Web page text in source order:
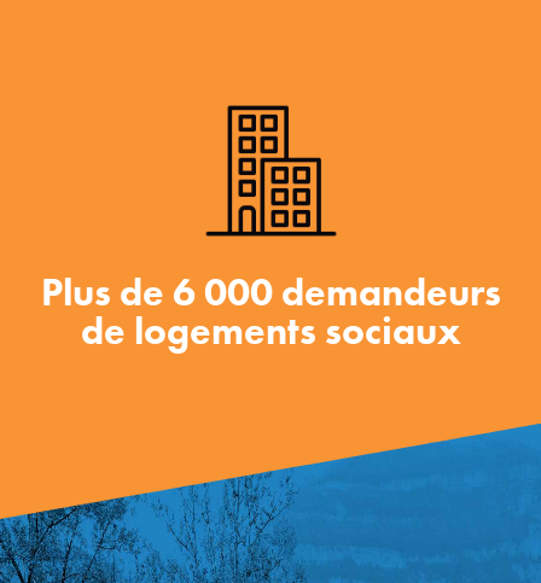
Plus de 6 000 demandeurs
de logements sociaux